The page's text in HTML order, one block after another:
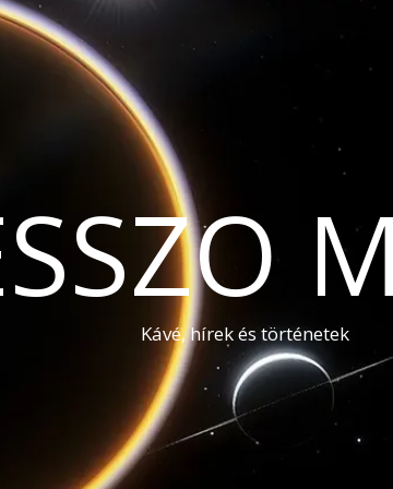
Kávé, hírek és történetek